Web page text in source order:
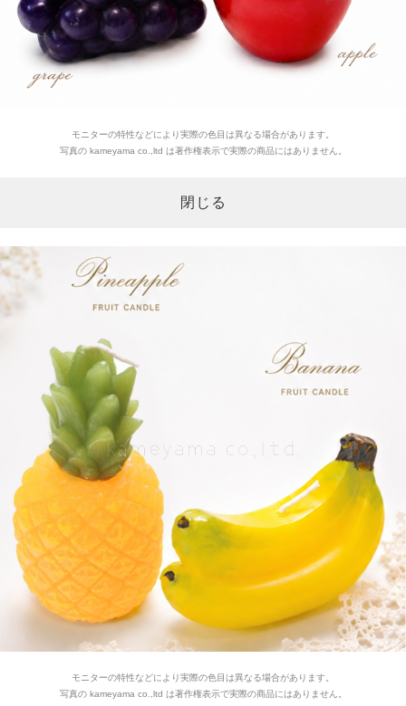
モニターの特性などにより実際の色目は異なる場合があります。
写真の kameyama co.,ltd は著作権表示で実際の商品にはありません。
閉じる
モニターの特性などにより実際の色目は異なる場合があります。
写真の kameyama co.,ltd は著作権表示で実際の商品にはありません。